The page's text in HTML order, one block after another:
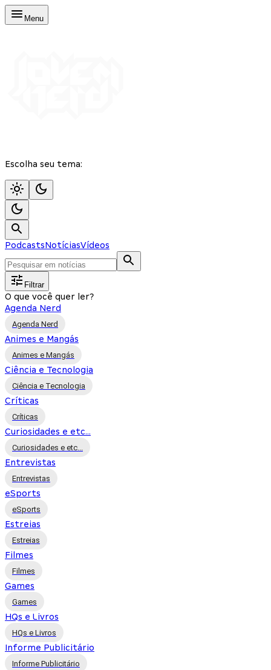
Menu
Escolha seu tema:
PodcastsNotíciasVídeos
Filtrar
O que você quer ler?
Agenda Nerd
Agenda Nerd
Animes e Mangás
Animes e Mangás
Ciência e Tecnologia
Ciência e Tecnologia
Críticas
Críticas
Curiosidades e etc...
Curiosidades e etc...
Entrevistas
Entrevistas
eSports
eSports
Estreias
Estreias
Filmes
Filmes
Games
Games
HQs e Livros
HQs e Livros
Informe Publicitário
Informe Publicitário